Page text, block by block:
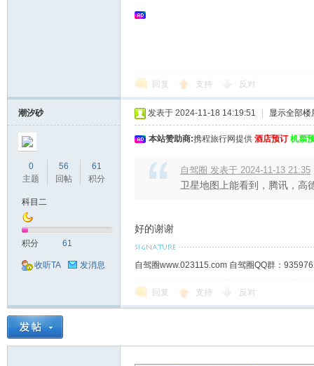
回复 支持 反对
潮汐砂
0
主题
56
回帖
61
积分
科目二
积分 61
收听TA 发消息
发表于 2024-11-18 14:19:51 显示全部楼
本站赞助商:携程旅行网提供 酒店预订 机票
自驾圈 发表于 2024-11-13 21:35
卫星地图上能看到，腾讯，
好的谢谢
自驾圈www.023115.com 自驾圈QQ群：
回复 支持 反对